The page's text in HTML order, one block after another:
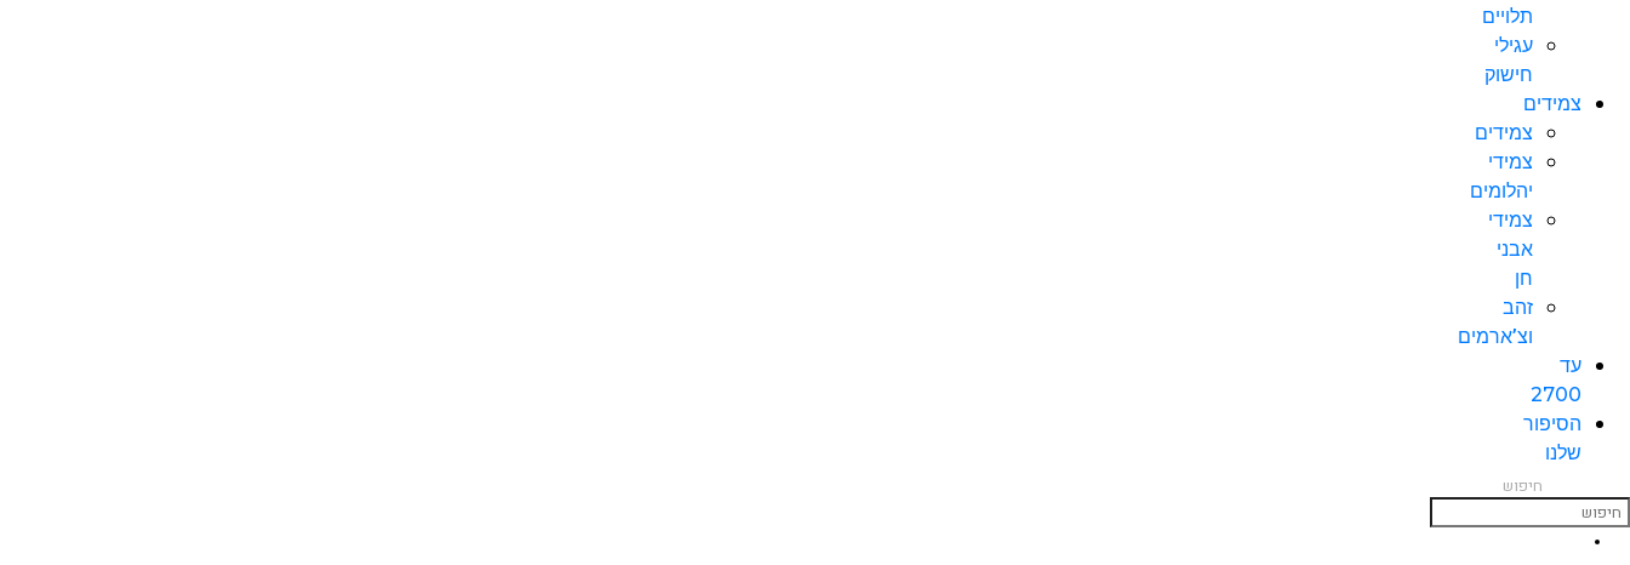
תלויים
עגילי
חישוק
צמידים
צמידים
צמידי
יהלומים
צמידי
אבני
חן
זהב
וצ’ארמים
עד
2700
הסיפור
שלנו
חיפוש